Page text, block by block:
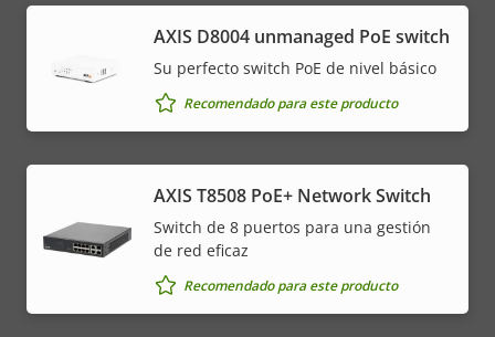
AXIS ​D8004 unmanaged PoE switch
Su perfecto switch PoE de nivel básico
Recomendado para este producto
AXIS T8508 PoE+ Network Switch
Switch de 8 puertos para una gestión
de red eficaz
Recomendado para este producto